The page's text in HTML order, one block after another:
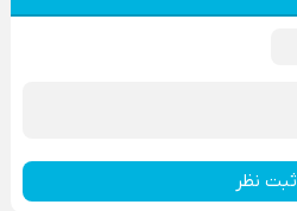
ثبت نظر